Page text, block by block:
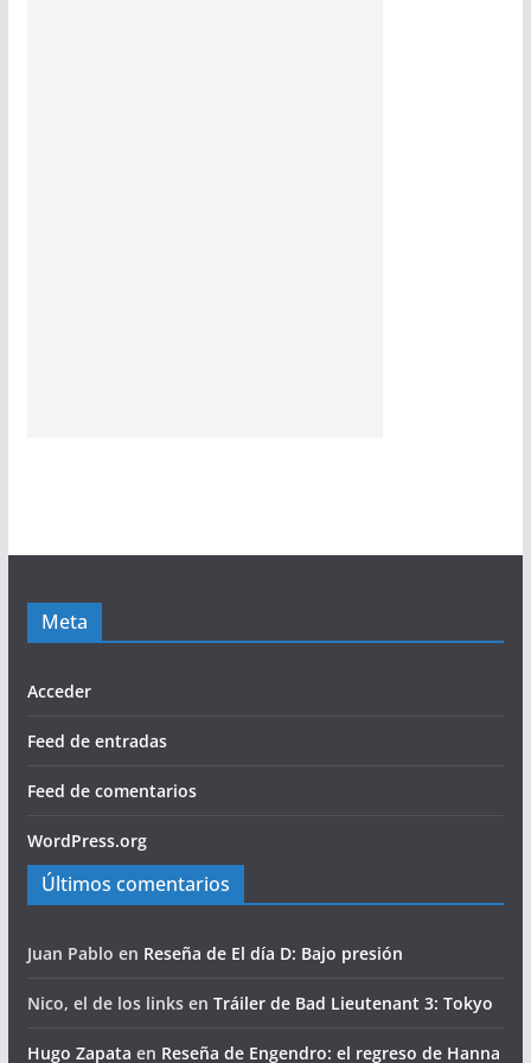
Meta
Acceder
Feed de entradas
Feed de comentarios
WordPress.org
Últimos comentarios
Juan Pablo en Reseña de El día D: Bajo presión
Nico, el de los linksen Tráiler de Bad Lieutenant 3: Tokyo
Hugo Zapata en Reseña de Engendro: el regreso de Hanna